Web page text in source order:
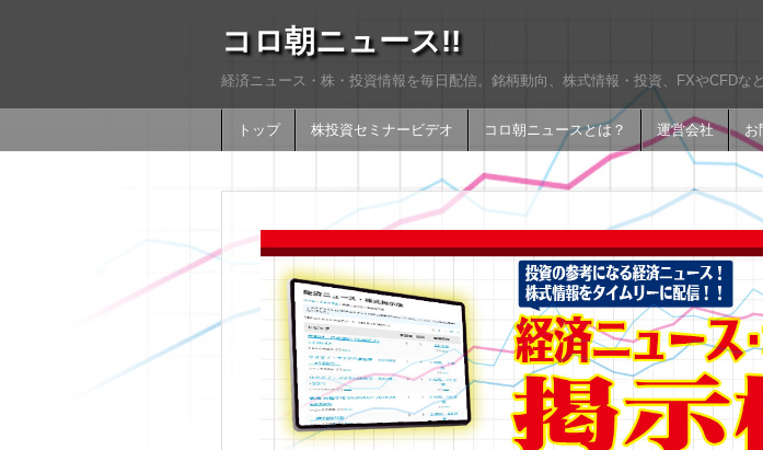
コロ朝ニュース!!
経済ニュース・株・投資情報を毎日配信。銘柄動向、株式情報・投資、FXやCFD
トップ 株投資セミナービデオ コロ朝ニュースとは？ 運営会社 お